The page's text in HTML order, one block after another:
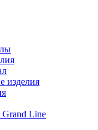
изделия
Line